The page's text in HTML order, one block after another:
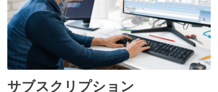
サブスクリプション